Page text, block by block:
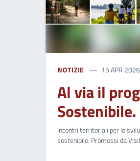
NOTIZIE 15 APR 2026
Al via il
Sostenibile.
Incontri territoriali per lo
sostenibile. Promossi da